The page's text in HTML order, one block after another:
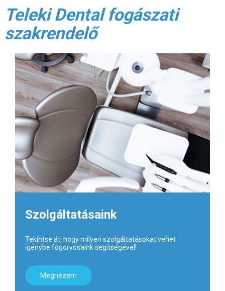
Teleki Dental fogászati
szakrendelő
Szolgáltatásaink
Tekintse át, hogy milyen szolgáltatásokat vehet
igénybe fogorvosaink segítségével!
Megnézem